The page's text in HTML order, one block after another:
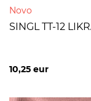
Novo
SINGL TT-12
10,25 eur